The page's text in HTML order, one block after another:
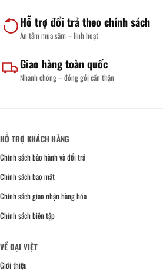
Hỗ trợ đổi trả theo chính sách
An tâm mua sắm – linh hoạt
Giao hàng toàn quốc
Nhanh chóng – đóng gói cẩn thận
HỖ TRỢ KHÁCH HÀNG
Chính sách bảo hành và đổi trả
Chính sách bảo mật
Chính sách giao nhận hàng hóa
Chính sách biên tập
VỀ ĐẠI VIỆT
Giới thiệu